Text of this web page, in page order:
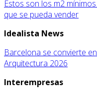
Estos son los m2
que se pueda vender
Idealista News
Barcelona se convierte
Arquitectura 2026
Interempresas